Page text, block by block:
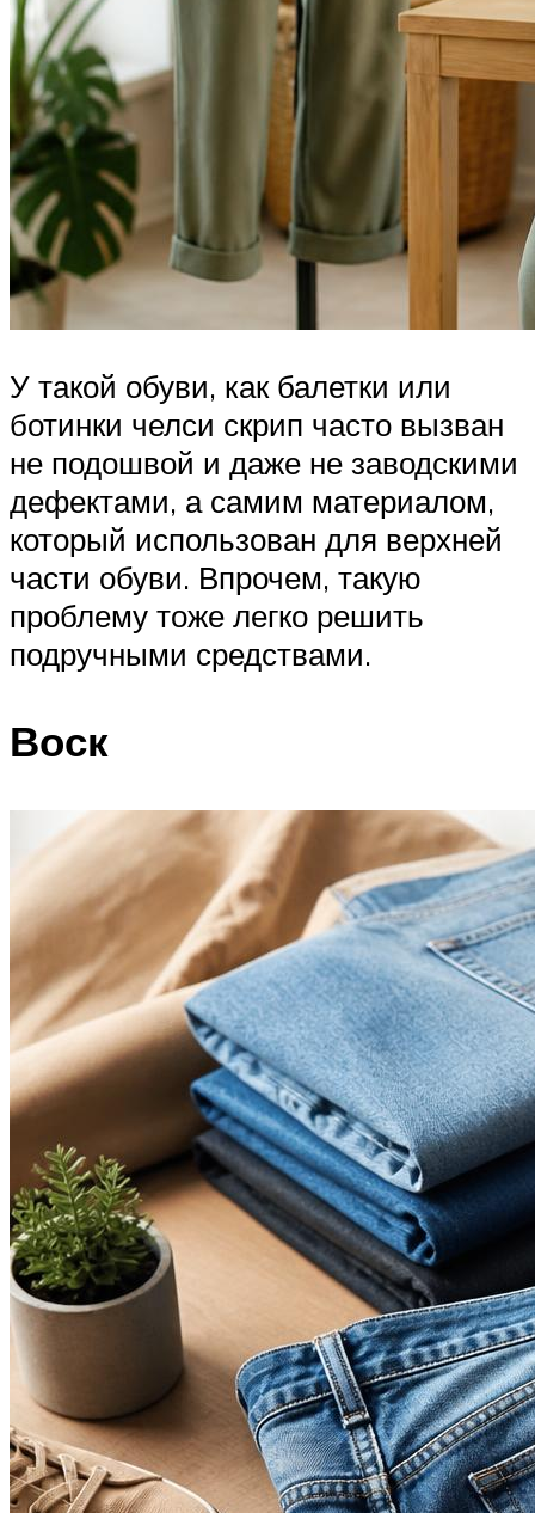
У такой обуви, как балетки или
ботинки челси скрип часто вызван
не подошвой и даже не заводскими
дефектами, а самим материалом,
который использован для верхней
части обуви. Впрочем, такую
проблему тоже легко решить
подручными средствами.
Воск